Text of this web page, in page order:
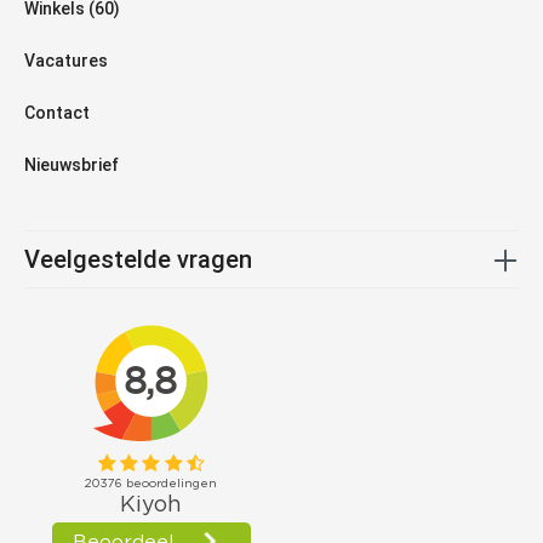
Winkels (60)
Vacatures
Contact
Nieuwsbrief
Veelgestelde vragen